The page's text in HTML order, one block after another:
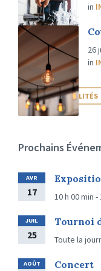
in
26
in
PLUS D'ACTUALITÉS
Prochains
AVR
17 10 h 00 min -
JUIL
25
Tournoi
Toute la
AOÛT Concert